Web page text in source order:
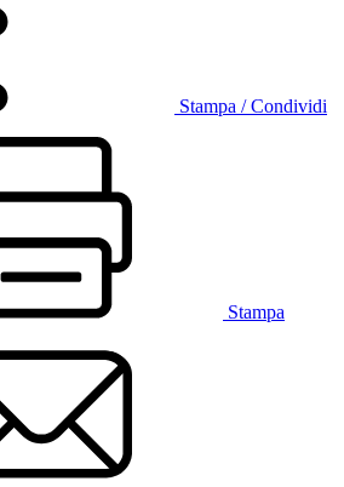
Stampa / Condividi
Stampa